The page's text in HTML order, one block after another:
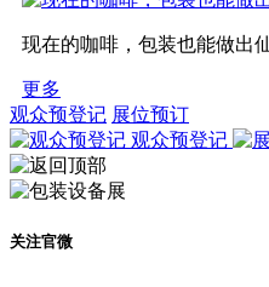
现在的咖啡，包装也能做出
更多
观众预登记 展位预订
观众预登记
关注官微